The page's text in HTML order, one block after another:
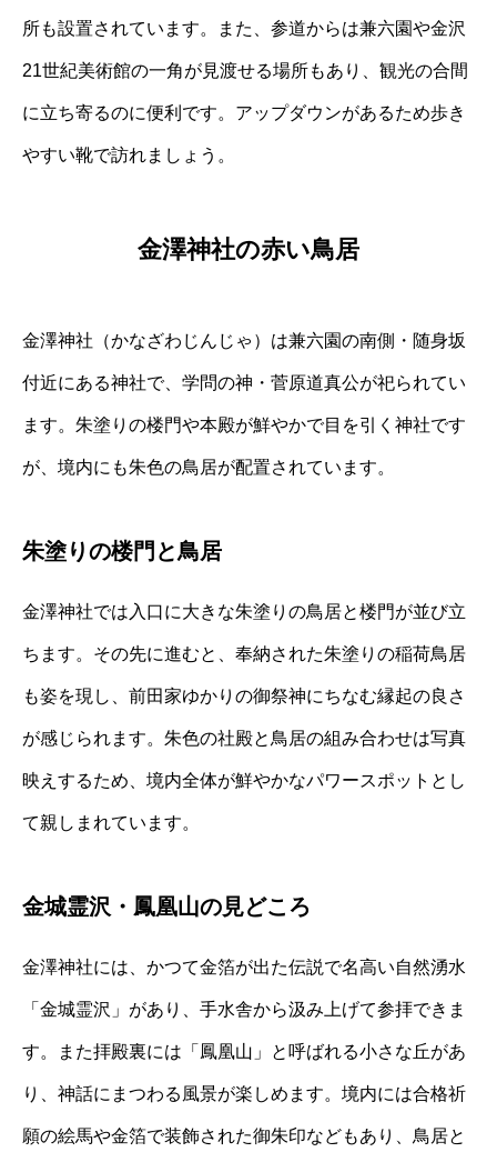
所も設置されています。また、参道からは兼六園や金沢
21世紀美術館の一角が見渡せる場所もあり、観光の合間
に立ち寄るのに便利です。アップダウンがあるため歩き
やすい靴で訪れましょう。
金澤神社の赤い鳥居
金澤神社（かなざわじんじゃ）は兼六園の南側・随身坂
付近にある神社で、学問の神・菅原道真公が祀られてい
ます。朱塗りの楼門や本殿が鮮やかで目を引く神社です
が、境内にも朱色の鳥居が配置されています。
朱塗りの楼門と鳥居
金澤神社では入口に大きな朱塗りの鳥居と楼門が並び立
ちます。その先に進むと、奉納された朱塗りの稲荷鳥居
も姿を現し、前田家ゆかりの御祭神にちなむ縁起の良さ
が感じられます。朱色の社殿と鳥居の組み合わせは写真
映えするため、境内全体が鮮やかなパワースポットとし
て親しまれています。
金城霊沢・鳳凰山の見どころ
金澤神社には、かつて金箔が出た伝説で名高い自然湧水
「金城霊沢」があり、手水舎から汲み上げて参拝できま
す。また拝殿裏には「鳳凰山」と呼ばれる小さな丘があ
り、神話にまつわる風景が楽しめます。境内には合格祈
願の絵馬や金箔で装飾された御朱印などもあり、鳥居と